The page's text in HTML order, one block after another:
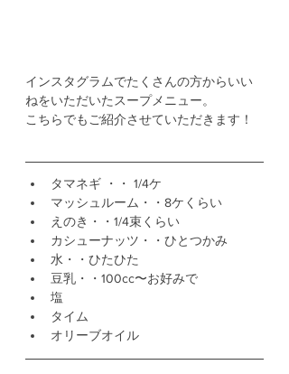
インスタグラムでたくさんの方からいい
ねをいただいたスープメニュー。
こちらでもご紹介させていただきます！
タマネギ ・・ 1/4ケ
マッシュルーム・・8ケくらい
えのき・・1/4束くらい
カシューナッツ・・ひとつかみ
水・・ひたひた
豆乳・・100cc〜お好みで
塩
タイム
オリーブオイル